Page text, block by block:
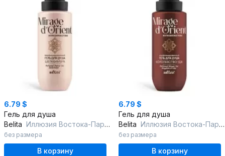
6.79 $
Гель для душа
Belita Иллюзия Востока-Парфюмированный гель для душа "Шёлк & Амбра"
без размера
В корзину
6.79 $
Гель для душа
Belita Иллюзия Востока-Парфюмированный гель для душа "Королевство Уда"
без размера
В корзину